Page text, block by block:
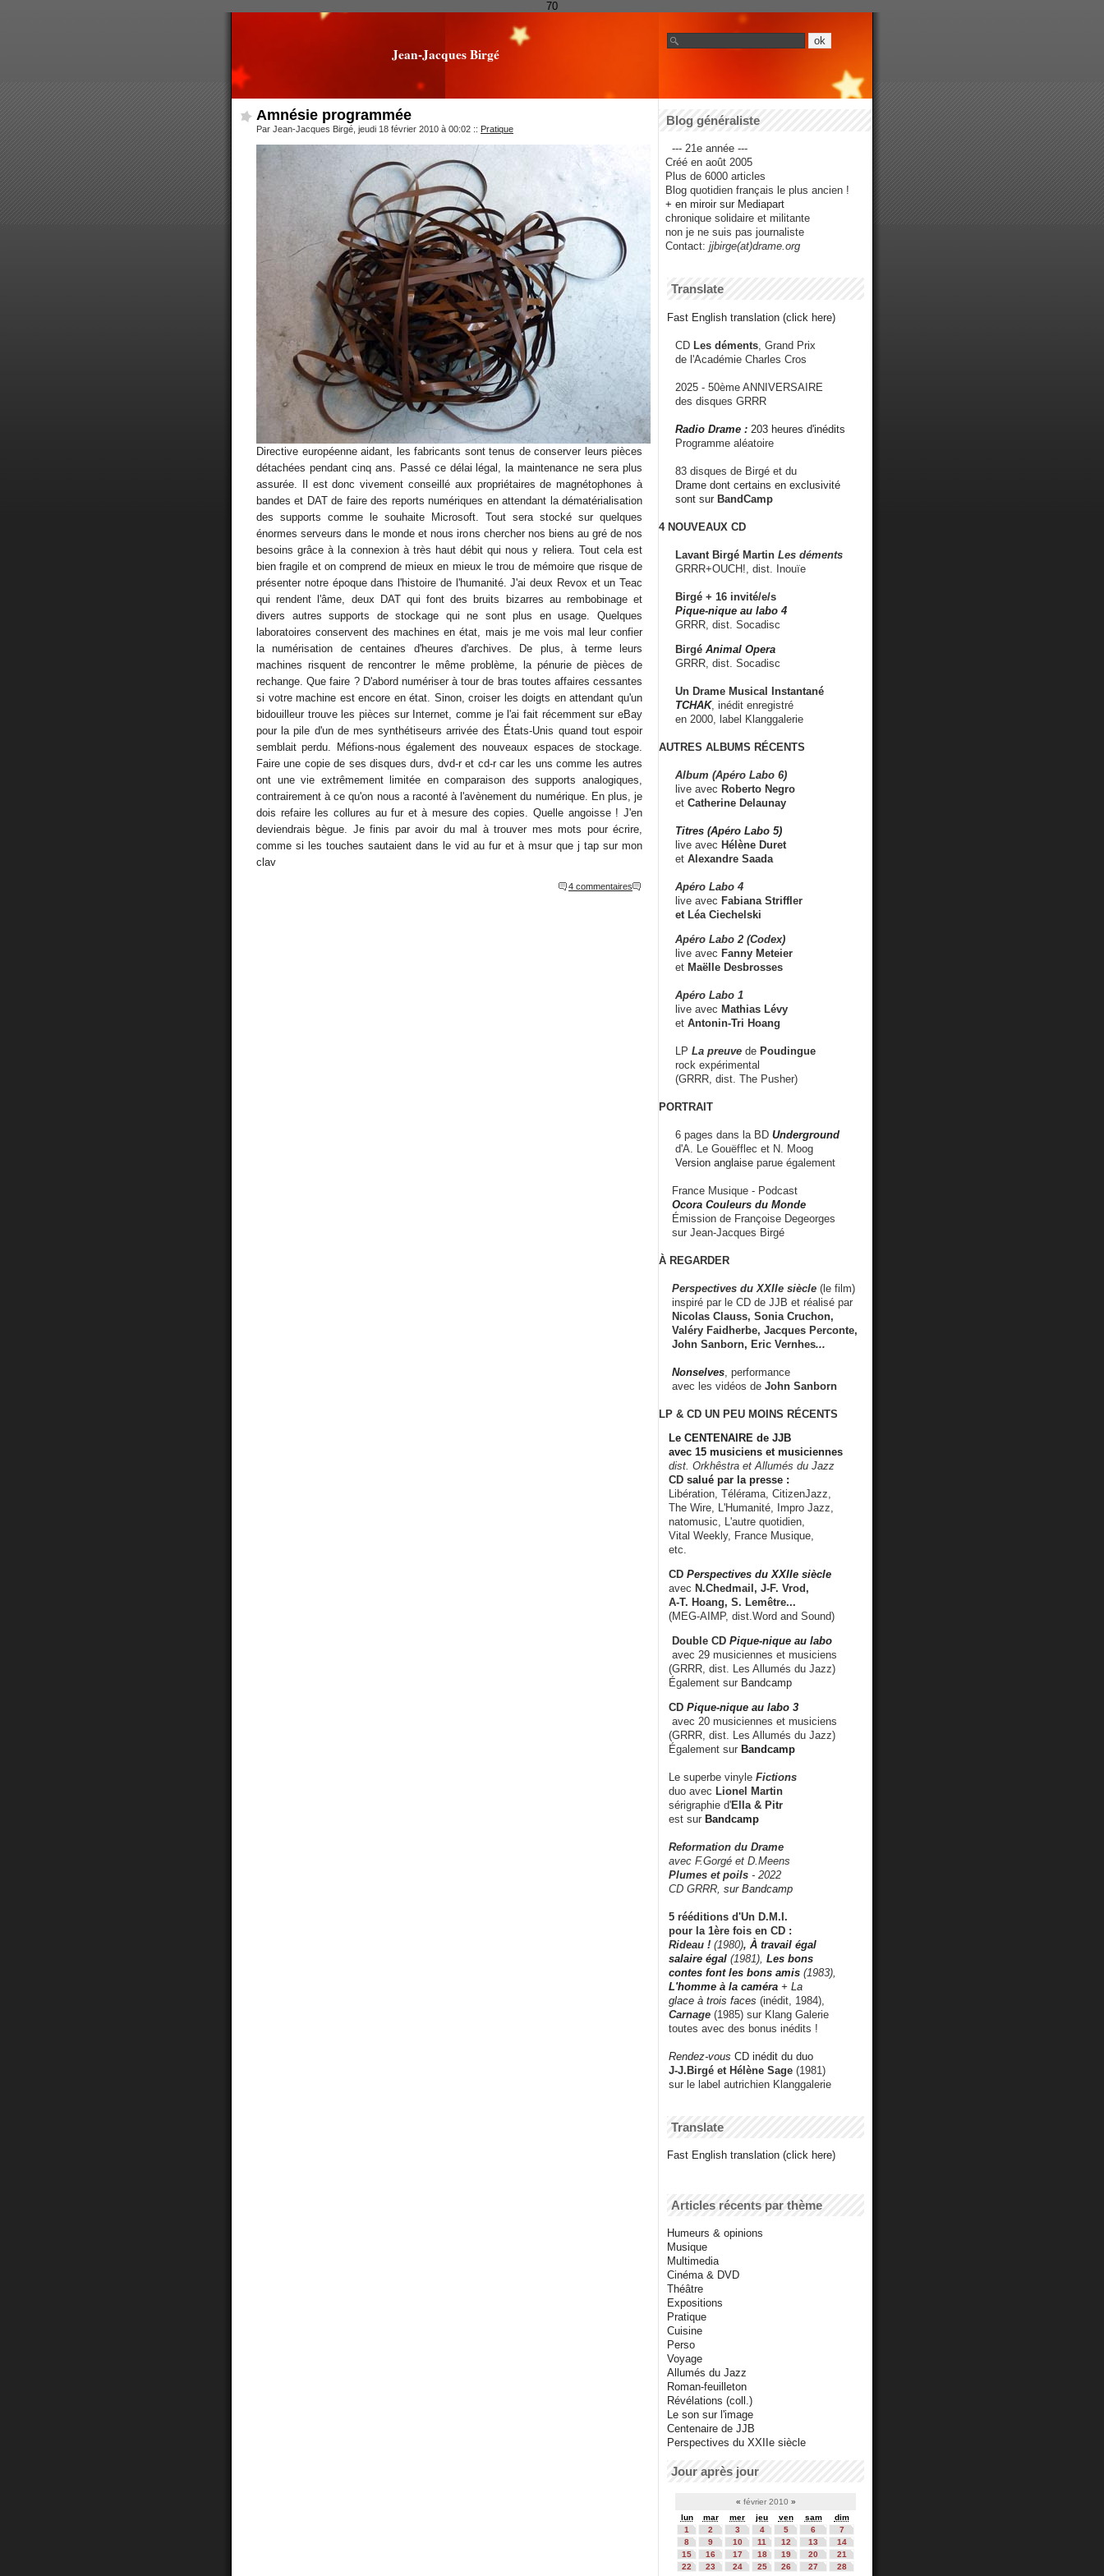
70
Jean-Jacques Birgé
Amnésie programmée
Par Jean-Jacques Birgé, jeudi 18 février 2010 à 00:02 :: Pratique
Directive européenne aidant, les fabricants sont tenus de conserver leurs pièces
détachées pendant cinq ans. Passé ce délai légal, la maintenance ne sera plus
assurée. Il est donc vivement conseillé aux propriétaires de magnétophones à
bandes et DAT de faire des reports numériques en attendant la dématérialisation
des supports comme le souhaite Microsoft. Tout sera stocké sur quelques
énormes serveurs dans le monde et nous irons chercher nos biens au gré de nos
besoins grâce à la connexion à très haut débit qui nous y reliera. Tout cela est
bien fragile et on comprend de mieux en mieux le trou de mémoire que risque de
présenter notre époque dans l'histoire de l'humanité. J'ai deux Revox et un Teac
qui rendent l'âme, deux DAT qui font des bruits bizarres au rembobinage et
divers autres supports de stockage qui ne sont plus en usage. Quelques
laboratoires conservent des machines en état, mais je me vois mal leur confier
la numérisation de centaines d'heures d'archives. De plus, à terme leurs
machines risquent de rencontrer le même problème, la pénurie de pièces de
rechange. Que faire ? D'abord numériser à tour de bras toutes affaires cessantes
si votre machine est encore en état. Sinon, croiser les doigts en attendant qu'un
bidouilleur trouve les pièces sur Internet, comme je l'ai fait récemment sur eBay
pour la pile d'un de mes synthétiseurs arrivée des États-Unis quand tout espoir
semblait perdu. Méfions-nous également des nouveaux espaces de stockage.
Faire une copie de ses disques durs, dvd-r et cd-r car les uns comme les autres
ont une vie extrêmement limitée en comparaison des supports analogiques,
contrairement à ce qu'on nous a raconté à l'avènement du numérique. En plus, je
dois refaire les collures au fur et à mesure des copies. Quelle angoisse ! J'en
deviendrais bègue. Je finis par avoir du mal à trouver mes mots pour écrire,
comme si les touches sautaient dans le vid au fur et à msur que j tap sur mon
clav
4 commentaires
Blog généraliste
--- 21e année ---
Créé en août 2005
Plus de 6000 articles
Blog quotidien français le plus ancien !
+ en miroir sur Mediapart
chronique solidaire et militante
non je ne suis pas journaliste
Contact: jjbirge(at)drame.org
Translate
Fast English translation (click here)
CD Les déments , Grand Prix
de l'Académie Charles Cros
2025 - 50ème ANNIVERSAIRE
des disques GRRR
Radio Drame : 203 heures d'inédits
Programme aléatoire
83 disques de Birgé et du
Drame dont certains en exclusivité
sont sur BandCamp
4 NOUVEAUX CD
Lavant Birgé Martin Les déments
GRRR+OUCH!, dist. Inouïe
Birgé + 16 invité/e/s
Pique-nique au labo 4
GRRR, dist. Socadisc
Birgé Animal Opera
GRRR, dist. Socadisc
Un Drame Musical Instantané
TCHAK, inédit enregistré
en 2000, label Klanggalerie
AUTRES ALBUMS RÉCENTS
Album (Apéro Labo 6)
live avec Roberto Negro
et Catherine Delaunay
Titres (Apéro Labo 5)
live avec Hélène Duret
et Alexandre Saada
Apéro Labo 4
live avec Fabiana Striffler
et Léa Ciechelski
Apéro Labo 2 (Codex)
live avec Fanny Meteier
et Maëlle Desbrosses
Apéro Labo 1
live avec Mathias Lévy
et Antonin-Tri Hoang
LP La preuve de Poudingue
rock expérimental
(GRRR, dist. The Pusher)
PORTRAIT
6 pages dans la BD Underground
d'A. Le Gouëfflec et N. Moog
Version anglaise parue également
France Musique - Podcast
Ocora Couleurs du Monde
Émission de Françoise Degeorges
sur Jean-Jacques Birgé
À REGARDER
Perspectives du XXIIe siècle (le film)
inspiré par le CD de JJB et réalisé par
Nicolas Clauss, Sonia Cruchon,
Valéry Faidherbe, Jacques Perconte,
John Sanborn, Eric Vernhes...
Nonselves , performance
avec les vidéos de John Sanborn
LP & CD UN PEU MOINS RÉCENTS
Le CENTENAIRE de JJB
avec 15 musiciens et musiciennes
dist. Orkhêstra et Allumés du Jazz
CD salué par la presse :
Libération, Télérama, CitizenJazz,
The Wire, L'Humanité, Impro Jazz,
natomusic, L'autre quotidien,
Vital Weekly, France Musique,
etc.
CD Perspectives du XXIIe siècle
avec N.Chedmail, J-F. Vrod,
A-T. Hoang, S. Lemêtre...
(MEG-AIMP, dist.Word and Sound)
Double CD Pique-nique au labo
avec 29 musiciennes et musiciens
(GRRR, dist. Les Allumés du Jazz)
Également sur Bandcamp
CD Pique-nique au labo 3
avec 20 musiciennes et musiciens
(GRRR, dist. Les Allumés du Jazz)
Également sur Bandcamp
Le superbe vinyle Fictions
duo avec Lionel Martin
sérigraphie d'Ella & Pitr
est sur Bandcamp
Reformation du Drame
avec F.Gorgé et D.Meens
Plumes et poils - 2022
CD GRRR, sur Bandcamp
5 rééditions d'Un D.M.I.
pour la 1ère fois en CD :
Rideau ! (1980), À travail égal
salaire égal (1981), Les bons
contes font les bons amis (1983),
L'homme à la caméra + La
glace à trois faces (inédit, 1984),
Carnage (1985) sur Klang Galerie
toutes avec des bonus inédits !
Rendez-vous CD inédit du duo
J-J.Birgé et Hélène Sage (1981)
sur le label autrichien Klanggalerie
Translate
Fast English translation (click here)
Articles récents par thème
Humeurs & opinions
Musique
Multimedia
Cinéma & DVD
Théâtre
Expositions
Pratique
Cuisine
Perso
Voyage
Allumés du Jazz
Roman-feuilleton
Révélations (coll.)
Le son sur l'image
Centenaire de JJB
Perspectives du XXIIe siècle
Jour après jour
« février 2010 »
lun
mar mer jeu ven sam
dim
1
2 3 4 5 6
7
8
9 10 11 12 13
14
15
16 17 18 19 20
21
22
23 24 25 26 27 28